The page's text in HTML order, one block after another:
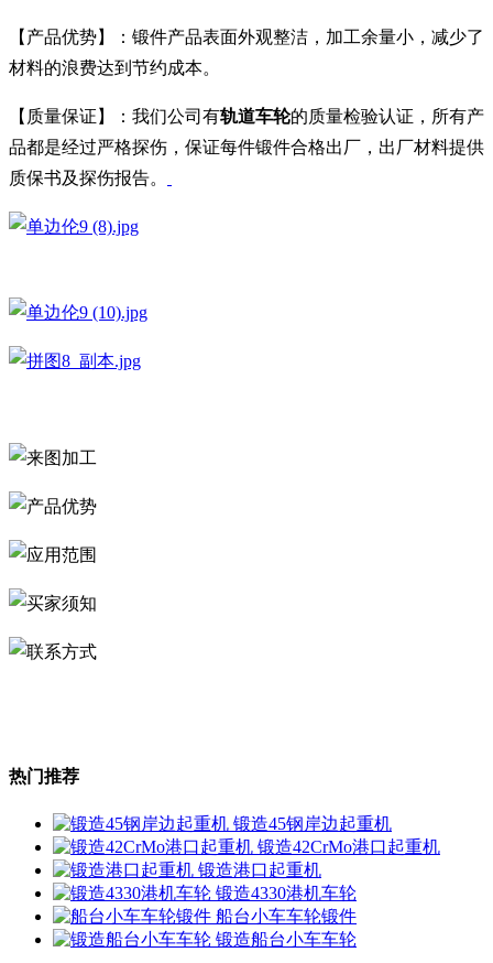
【产品优势】：锻件产品表面外观整洁，加工余量小，减少了
材料的浪费达到节约成本。
【质量保证】：我们公司有轨道车轮的质量检验认证，所有产
品都是经过严格探伤，保证每件锻件合格出厂，出厂材料提供
质保书及探伤报告。
热门推荐
锻造45钢岸边起重机
锻造42CrMo港口起重机
锻造港口起重机
锻造4330港机车轮
船台小车车轮锻件
锻造船台小车车轮